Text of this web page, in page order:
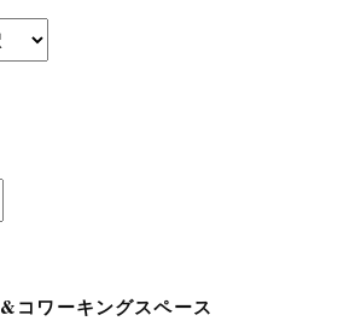
コワーキングスペース